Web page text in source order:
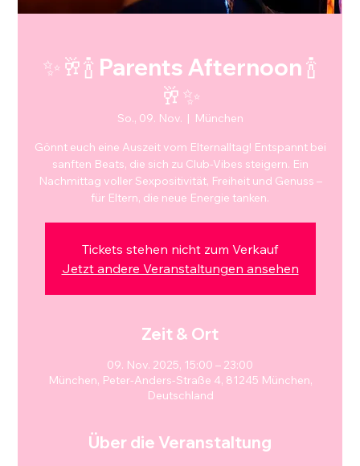
✨🥂🍾 Parents Afternoon 🍾
🥂✨
So., 09. Nov.
  |
München
Gönnt euch eine Auszeit vom Elternalltag! Entspannt bei
sanften Beats, die sich zu Club-Vibes steigern. Ein
Nachmittag voller Sexpositivität, Freiheit und Genuss –
für Eltern, die neue Energie tanken.
Tickets stehen nicht zum Verkauf
Jetzt andere Veranstaltungen ansehen
Zeit & Ort
09. Nov. 2025, 15:00 – 23:00
München, Peter-Anders-Straße 4, 81245 München,
Deutschland
Über die Veranstaltung